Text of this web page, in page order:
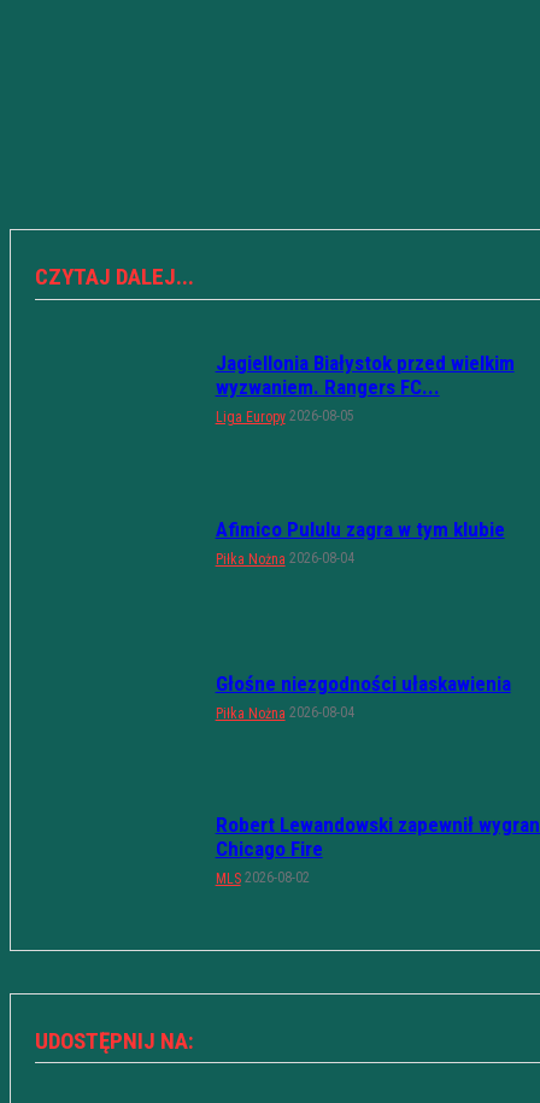
CZYTAJ DALEJ...
Jagiellonia Białystok przed wielkim
wyzwaniem. Rangers FC...
Liga Europy 2026-08-05
Afimico Pululu zagra w tym klubie
Piłka Nożna 2026-08-04
Głośne niezgodności ułaskawienia
Piłka Nożna 2026-08-04
Robert Lewandowski zapewnił
Chicago Fire
MLS 2026-08-02
UDOSTĘPNIJ NA: